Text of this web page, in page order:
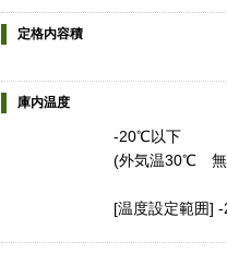
定格内容積
庫内温度
-20℃以下
(外気温30℃ 無
[温度設定範囲]